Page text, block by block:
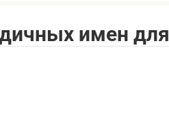
имен для